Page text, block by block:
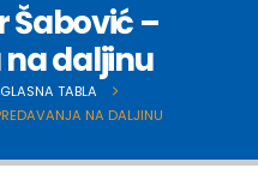
Šabović –
daljinu
TABLA
NA DALJINU